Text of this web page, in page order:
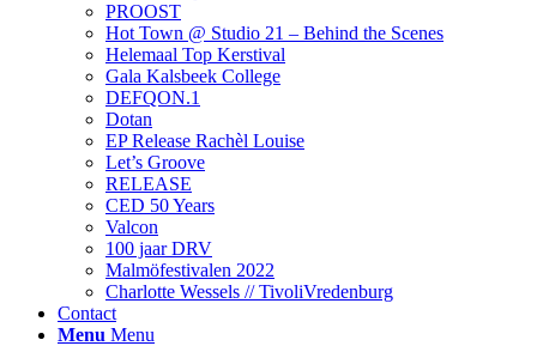
PROOST
Hot Town @ Studio 21 – Behind the Scenes
Helemaal Top Kerstival
Gala Kalsbeek College
DEFQON.1
Dotan
EP Release Rachèl Louise
Let’s Groove
RELEASE
CED 50 Years
Valcon
100 jaar DRV
Malmöfestivalen 2022
Charlotte Wessels // TivoliVredenburg
Contact
Menu Menu